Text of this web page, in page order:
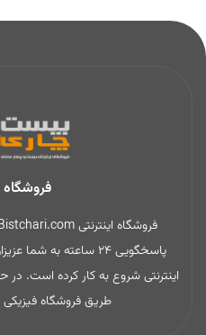
فروشگاه
طریق فروشگاه